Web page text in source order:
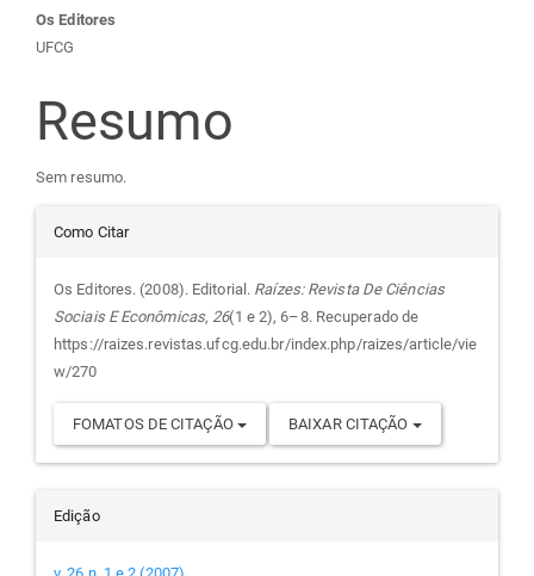
Conteúdo
do
artigo
principal
Os Editores
UFCG
Resumo
Sem resumo.
Detalhes
do
artigo
Como Citar
Os Editores. (2008). Editorial. Raízes: Revista De Ciências
Sociais E Econômicas, 26(1 e 2), 6–8. Recuperado de
https://raizes.revistas.ufcg.edu.br/index.php/raizes/article/vie
w/270
FOMATOS DE CITAÇÃO BAIXAR CITAÇÃO
Edição